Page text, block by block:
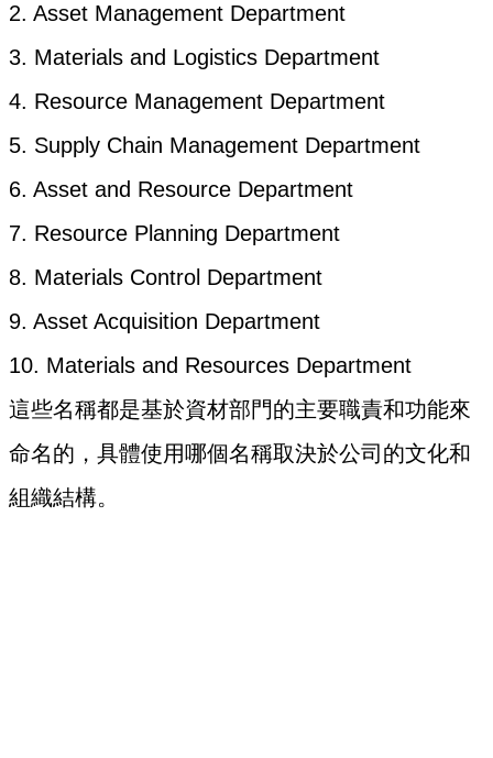
2. Asset Management Department
3. Materials and Logistics Department
4. Resource Management Department
5. Supply Chain Management Department
6. Asset and Resource Department
7. Resource Planning Department
8. Materials Control Department
9. Asset Acquisition Department
10. Materials and Resources Department
這些名稱都是基於資材部門的主要職責和功能來
命名的，具體使用哪個名稱取決於公司的文化和
組織結構。